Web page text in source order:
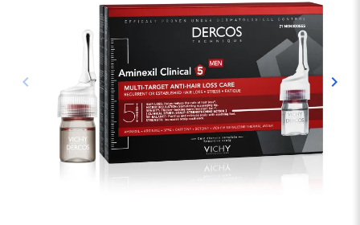
Anterior
keyboard_arrow_left keyboard_arrow_right